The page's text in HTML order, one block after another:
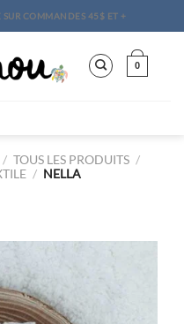
SUR COMMANDES 45$ ET +
0
/ TOUS LES PRODUITS /
/ NELLA